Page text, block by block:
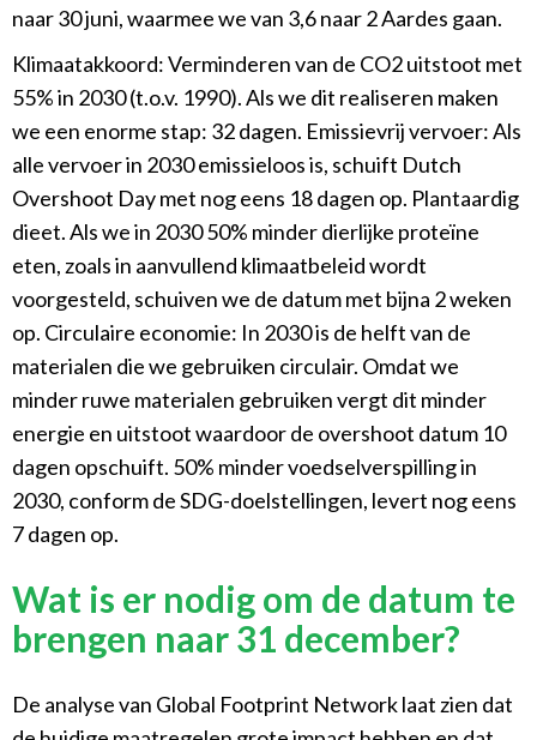
naar 30 juni, waarmee we van 3,6 naar 2 Aardes gaan.
Klimaatakkoord: Verminderen van de CO2 uitstoot met
55% in 2030 (t.o.v. 1990). Als we dit realiseren maken
we een enorme stap: 32 dagen. Emissievrij vervoer: Als
alle vervoer in 2030 emissieloos is, schuift Dutch
Overshoot Day met nog eens 18 dagen op. Plantaardig
dieet. Als we in 2030 50% minder dierlijke proteïne
eten, zoals in aanvullend klimaatbeleid wordt
voorgesteld, schuiven we de datum met bijna 2 weken
op. Circulaire economie: In 2030 is de helft van de
materialen die we gebruiken circulair. Omdat we
minder ruwe materialen gebruiken vergt dit minder
energie en uitstoot waardoor de overshoot datum 10
dagen opschuift. 50% minder voedselverspilling in
2030, conform de SDG-doelstellingen, levert nog eens
7 dagen op.
Wat is er nodig om de datum te
brengen naar 31 december?
De analyse van Global Footprint Network laat zien dat